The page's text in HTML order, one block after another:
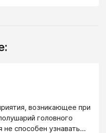
возникающее при
головного
способен узнавать